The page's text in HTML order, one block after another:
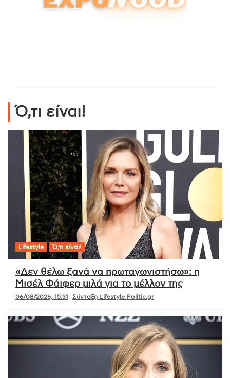
Ό,τι είναι!
Lifestyle Ό,τι είναι!
«Δεν θέλω ξανά να πρωταγωνιστήσω»: η
Μισέλ Φάιφερ μιλά για το μέλλον της
06/08/2026, 15:31 Σύνταξη Lifestyle Politic.gr